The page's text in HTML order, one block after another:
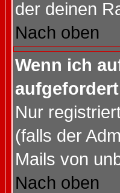
der deinen
Nach oben
Wenn ich
Nur
(falls der
Mails von
Nach oben